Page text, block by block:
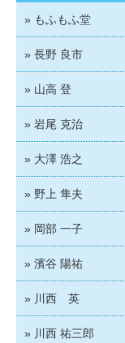
» もふもふ堂
» 長野 良市
» 山高 登
» 岩尾 克治
» 大澤 浩之
» 野上 隼夫
» 岡部 一子
» 濱谷 陽祐
» 川西 英
» 川西 祐三郎